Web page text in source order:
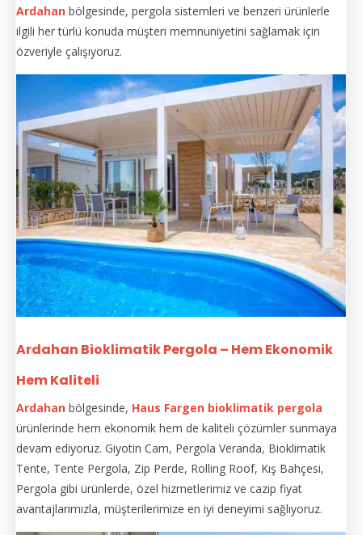
Ardahan bölgesinde, pergola sistemleri ve benzeri ürünlerle
ilgili her türlü konuda müşteri memnuniyetini sağlamak için
özveriyle çalışıyoruz.
Ardahan Bioklimatik Pergola – Hem Ekonomik
Hem Kaliteli
Ardahan bölgesinde, Haus Fargen bioklimatik pergola
ürünlerinde hem ekonomik hem de kaliteli çözümler sunmaya
devam ediyoruz. Giyotin Cam, Pergola Veranda, Bioklimatik
Tente, Tente Pergola, Zip Perde, Rolling Roof, Kış Bahçesi,
Pergola gibi ürünlerde, özel hizmetlerimiz ve cazip fiyat
avantajlarımızla, müşterilerimize en iyi deneyimi sağlıyoruz.